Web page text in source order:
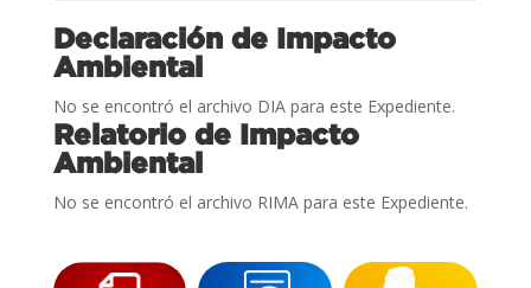
Declaración de Impacto
Ambiental
No se encontró el archivo DIA para este Expediente.
Relatorio de Impacto
Ambiental
No se encontró el archivo RIMA para este Expediente.